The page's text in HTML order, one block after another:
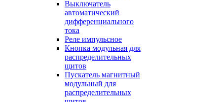
Выключатель
автоматический
дифференциального
тока
Реле импульсное
Кнопка модульная для
распределительных
щитов
Пускатель магнитный
модульный для
распределительных